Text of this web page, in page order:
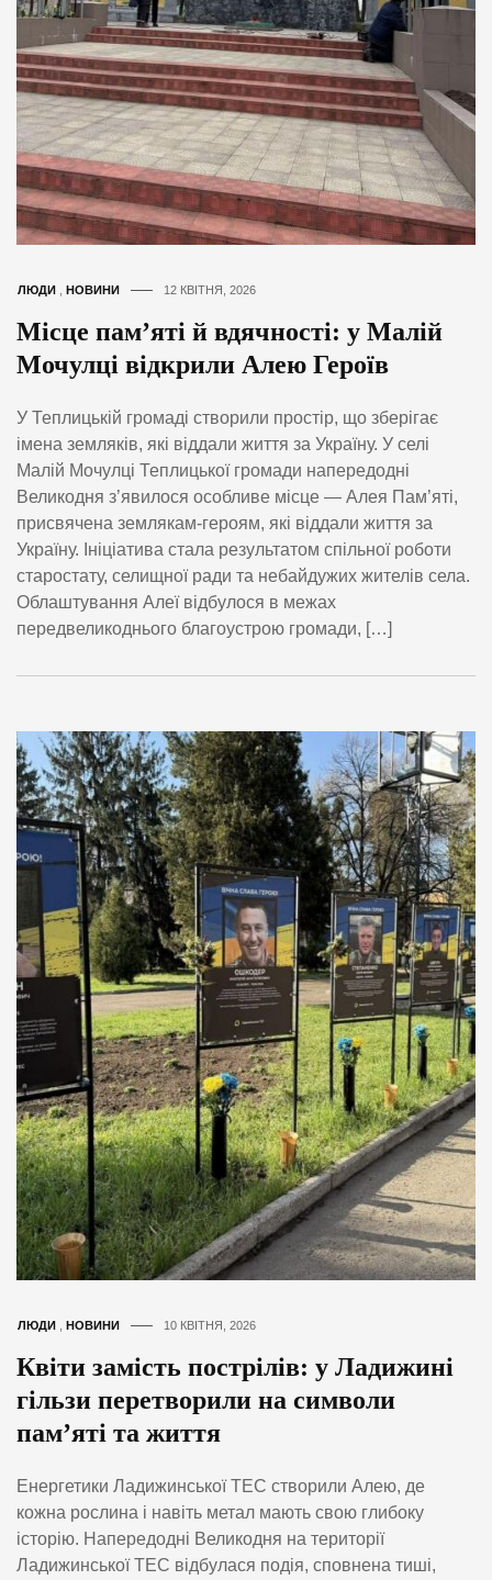
ЛЮДИ , НОВИНИ 12 КВІТНЯ, 2026
Місце пам’яті й вдячності: у Малій
Мочулці відкрили Алею Героїв
У Теплицькій громаді створили простір, що зберігає
імена земляків, які віддали життя за Україну. У селі
Малій Мочулці Теплицької громади напередодні
Великодня з’явилося особливе місце — Алея Пам’яті,
присвячена землякам-героям, які віддали життя за
Україну. Ініціатива стала результатом спільної роботи
старостату, селищної ради та небайдужих жителів села.
Облаштування Алеї відбулося в межах
передвеликоднього благоустрою громади, […]
ЛЮДИ НОВИНИ 10 КВІТНЯ, 2026
Квіти замість пострілів: у Ладижині
гільзи перетворили на символи
пам’яті та життя
Енергетики Ладижинської ТЕС створили Алею, де
кожна рослина і навіть метал мають свою глибоку
історію. Напередодні Великодня на території
Ладижинської ТЕС відбулася подія, сповнена тиші,